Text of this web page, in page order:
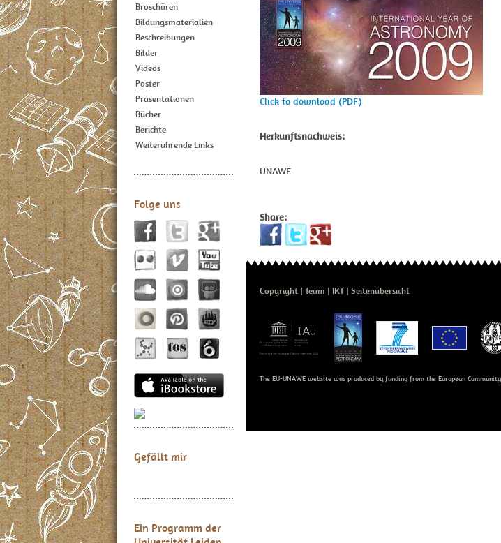
Broschüren
Bildungsmaterialien
Beschreibungen
Bilder
Videos
Poster
Präsentationen
Bücher
Berichte
Weiterührende Links
Folge uns
Gefällt mir
Ein Programm der
Click to download (PDF)
Herkunftsnachweis:
UNAWE
Share:
Copyright Team IKT Seitenübersicht
The EU-UNAWE website was produced by funding from the European